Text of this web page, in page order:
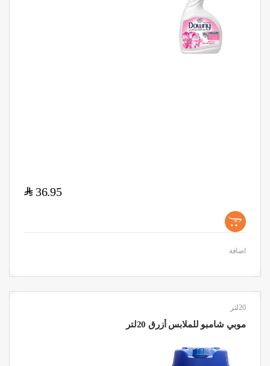
36.95
$
+
اضافة
20لتر
موبي شامبو للملابس أزرق 20لتر